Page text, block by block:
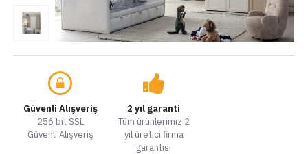
Güvenli Alışveriş
256 bit SSL
Güvenli Alışveriş
2 yıl garanti
Tüm ürünlerimiz 2
yıl üretici firma
garantisi